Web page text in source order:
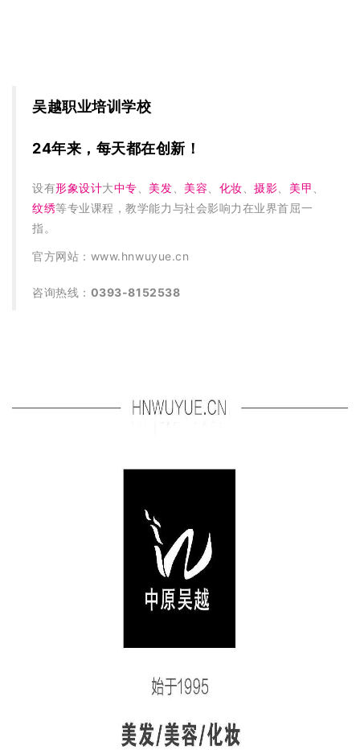
吴越职业培训学校
24年来，每天都在创新！
设有形象设计大中专 美发 美容 化妆 、摄影 美甲
纹绣等专业课程，教学能力与社会影响力在业界首屈一
指。
官方网站：www.hnwuyue.cn
咨询热线： 0393-8152538